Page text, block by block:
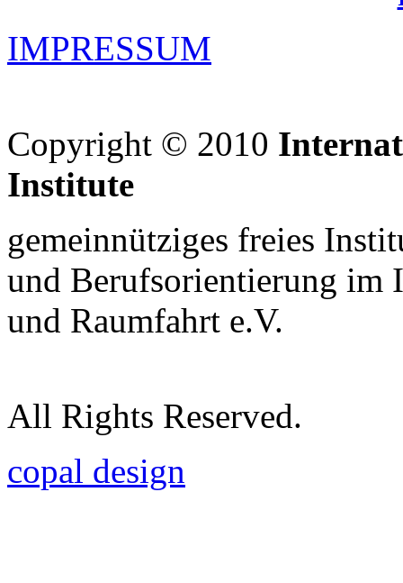
IMPRESSUM
Copyright © 2010
Institute
gemeinnütziges freies
und Berufsorientierung im
und Raumfahrt e.V.
All Rights Reserved.
copal design